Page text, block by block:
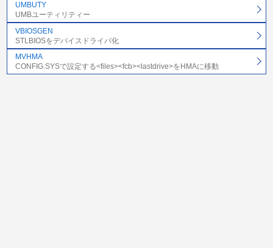
UMBUTY
UMBユーティリティー
VBIOSGEN
STLBIOSをデバイスドライバ化
MVHMA
CONFIG.SYSで設定する<files><fcb><lastdrive>をHMAに移動